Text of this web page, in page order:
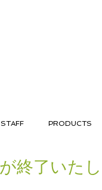
STAFF PRODUCTS
終了いた